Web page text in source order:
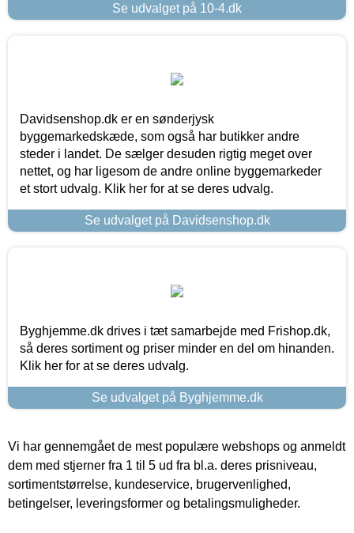
Se udvalget på 10-4.dk
Davidsenshop.dk er en sønderjysk
byggemarkedskæde, som også har butikker andre
steder i landet. De sælger desuden rigtig meget over
nettet, og har ligesom de andre online byggemarkeder
et stort udvalg. Klik her for at se deres udvalg.
Se udvalget på Davidsenshop.dk
Byghjemme.dk drives i tæt samarbejde med Frishop.dk,
så deres sortiment og priser minder en del om hinanden.
Klik her for at se deres udvalg.
Se udvalget på Byghjemme.dk
Vi har gennemgået de mest populære webshops og anmeldt
dem med stjerner fra 1 til 5 ud fra bl.a. deres prisniveau,
sortimentstørrelse, kundeservice, brugervenlighed,
betingelser, leveringsformer og betalingsmuligheder.